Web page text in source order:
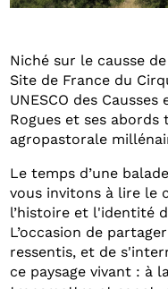
Niché sur le causse
Site de France du
UNESCO des
Rogues et ses
agropastorale
Le temps d’une
vous invitons à lire le
l’histoire et l'identité
L’occasion de
ressentis, et de
ce paysage vivant : à